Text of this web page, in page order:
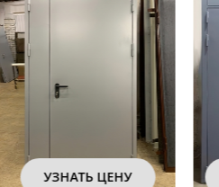
УЗНАТЬ ЦЕНУ